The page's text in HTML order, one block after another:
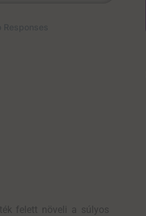
felett növeli a
súlyos